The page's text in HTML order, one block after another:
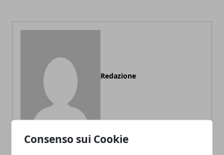
Consenso sui Cookie
Redazione